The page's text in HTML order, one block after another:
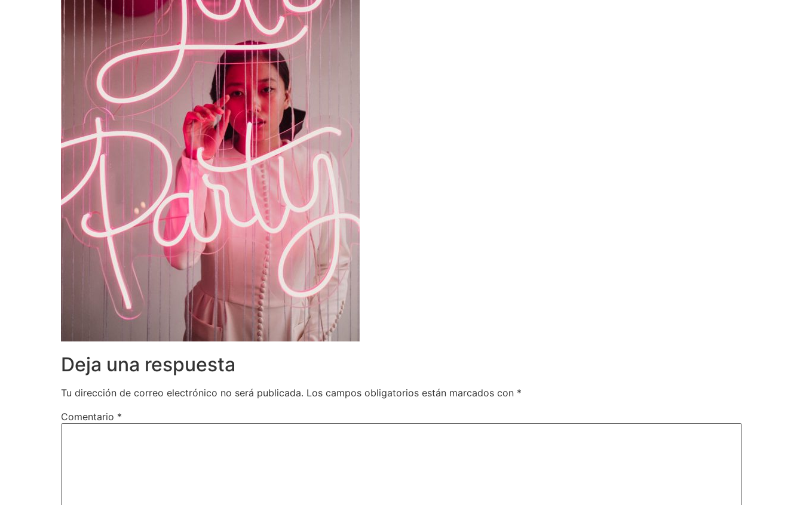
Deja una respuesta
Tu dirección de correo electrónico no será publicada. Los campos obligatorios están marcados con *
Comentario *